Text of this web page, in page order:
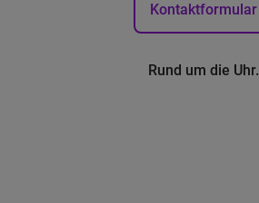
Kontaktformular
Rund um die Uhr.